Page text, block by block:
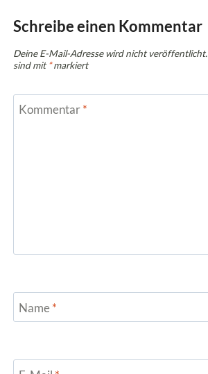
Schreibe einen Kommentar
Deine E-Mail-Adresse wird nicht veröffentlicht.
sind mit*markiert
Kommentar*
Name*